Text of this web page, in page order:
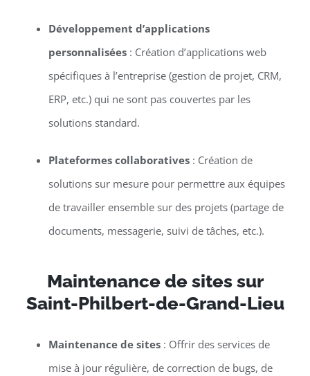
Développement d’applications
personnalisées: Création d’applications web
spécifiques à l’entreprise (gestion de projet, CRM,
ERP, etc.) qui ne sont pas couvertes par les
solutions standard.
Plateformes collaboratives: Création de
solutions sur mesure pour permettre aux équipes
de travailler ensemble sur des projets (partage de
documents, messagerie, suivi de tâches, etc.).
Maintenance de sites sur
Saint-Philbert-de-Grand-Lieu
Maintenance de sites: Offrir des services de
mise à jour régulière, de correction de bugs, de